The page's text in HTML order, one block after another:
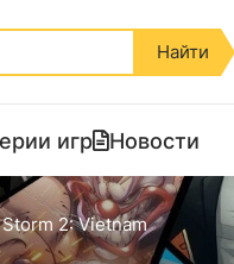
Найти
игр Новости
2: Vietnam